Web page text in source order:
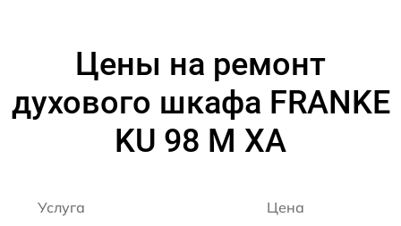
Цены на ремонт
духового шкафа FRANKE
KU 98 M XA
Услуга Цена